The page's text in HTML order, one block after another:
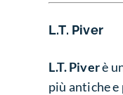
L.T. Piver
L.T. Piverè
più antiche